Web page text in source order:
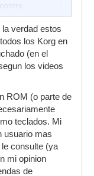
y frio el
(y para
el Micro
Creo
y quizas no
hablo de
que
he tratado
del
verdad estos
los Korg en
(en el
los videos
ROM (o parte de
teclados. Mi
usuario mas
consulte (ya
mi opinion
de